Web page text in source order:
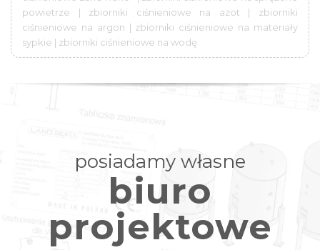
powietrze | zbiorniki ciśnieniowe na azot | zbiorniki
ciśnieniowe na argon | zbiorniki ciśnieniowe na materiały
sypkie | zbiorniki ciśnieniowe na wodę
posiadamy własne
biuro
projektowe